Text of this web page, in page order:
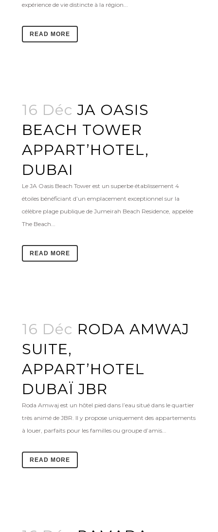
expérience de vie distincte à la région...
READ MORE
16 Déc JA OASIS
BEACH TOWER
APPART’HOTEL,
DUBAI
Le JA Oasis Beach Tower est un superbe établissement 4
étoiles bénéficiant d’un emplacement exceptionnel sur la
célèbre plage publique de Jumeirah Beach Residence, appelée
The Beach...
READ MORE
16 Déc RODA AMWAJ
SUITE,
APPART’HOTEL
DUBAÏ JBR
Roda Amwaj est un hôtel pied dans l’eau situé dans le quartier
très animé de JBR. Il y propose uniquement des appartements
à louer, parfaits pour les familles ou groupe d’amis...
READ MORE